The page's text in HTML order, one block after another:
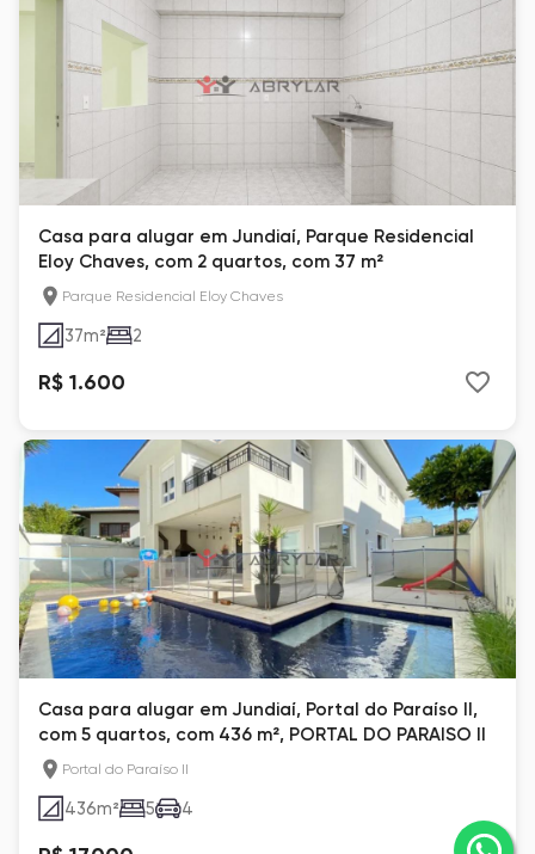
Casa para alugar em Jundiaí, Parque Residencial
Eloy Chaves, com 2 quartos, com 37 m²
Parque Residencial Eloy Chaves
37m² 2
R$ 1.600
Casa para alugar em Jundiaí, Portal do Paraíso II,
com 5 quartos, com 436 m², PORTAL DO PARAISO II
Portal do Paraíso II
436m² 5 4